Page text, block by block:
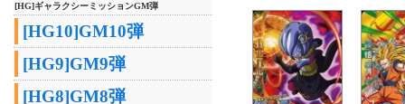
[HG]ギャラクシーミッションGM弾
[HG10]GM10弾
[HG9]GM9弾
[HG8]GM8弾